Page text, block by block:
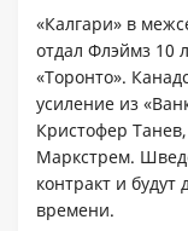
«Калгари» в
отдал Флэймз 10
«Торонто».
усиление из
Кристофер
Маркстрем.
контракт и будут
времени.